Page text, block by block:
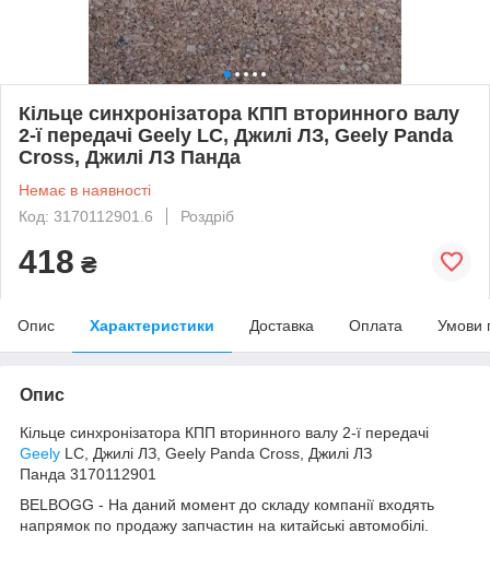
Кільце синхронізатора КПП вторинного валу
2-ї передачі Geely LC, Джилі ЛЗ, Geely Panda
Cross, Джилі ЛЗ Панда
Немає в наявності
Код: 3170112901.6
Роздріб
418 ₴
Опис Характеристики Доставка Оплата Умови
Опис
Кільце синхронізатора КПП вторинного валу 2-ї передачі
Geely LC, Джилі ЛЗ, Geely Panda Cross, Джилі ЛЗ
Панда 3170112901
BELBOGG - На даний момент до складу компанії входять
напрямок по продажу запчастин на китайські автомобілі.